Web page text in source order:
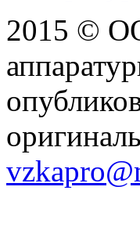
2015 ©